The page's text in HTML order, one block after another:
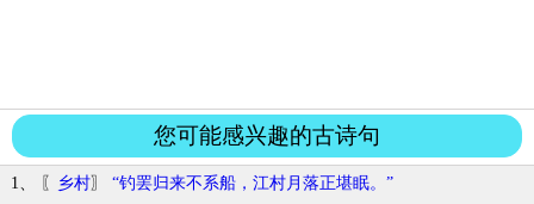
您可能感兴趣的古诗句
1、 〖 乡村〗 “钓罢归来不系船，江村月落正堪眠。”